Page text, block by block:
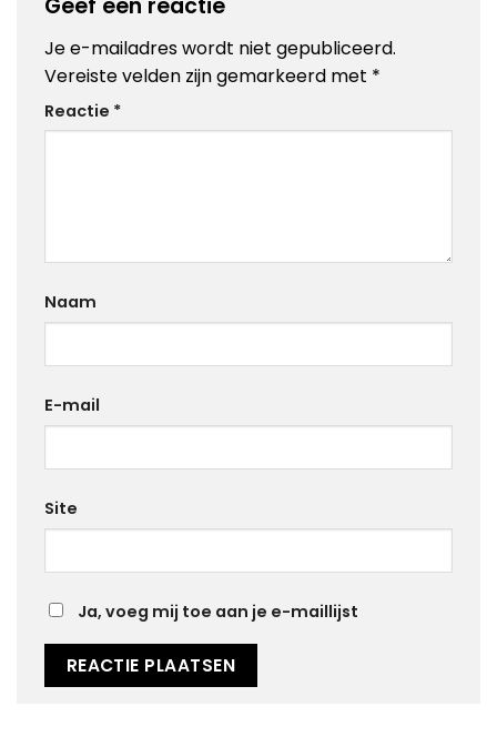
Geef een reactie
Je e-mailadres wordt niet gepubliceerd.
Vereiste velden zijn gemarkeerd met *
Reactie *
Naam
E-mail
Site
Ja, voeg mij toe aan je e-maillijst